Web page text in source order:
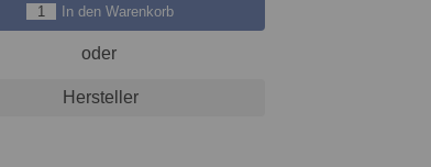
In den Warenkorb
oder
Hersteller